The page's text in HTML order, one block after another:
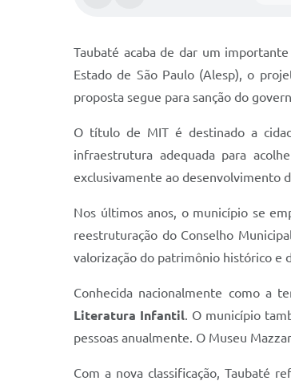
Taubaté acaba de dar um
Estado de São Paulo (Alesp), o
proposta segue para sanção do
O título de MIT é destinado a
infraestrutura adequada para
exclusivamente ao desenvolvimento
Nos últimos anos, o município se
reestruturação do Conselho
valorização do patrimônio histórico e
Conhecida nacionalmente como a
Literatura Infantil. O município
pessoas anualmente. O Museu
Com a nova classificação, Taubaté